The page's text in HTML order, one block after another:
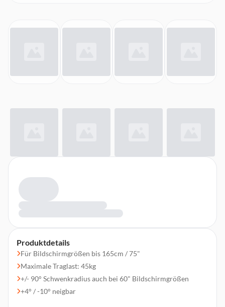
Produktdetails
Für Bildschirmgrößen bis 165cm / 75"
Maximale Traglast: 45kg
+/- 90° Schwenkradius auch bei 60" Bildschirmgrößen
+4° / -10° neigbar